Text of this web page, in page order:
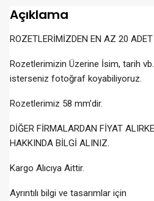
Açıklama
ROZETLERİMİZDEN EN AZ 20
Rozetlerimizin Üzerine İsim, tarih
isterseniz fotoğraf koyabiliyoruz.
Rozetlerimiz 58 mm’dir.
DİĞER FİRMALARDAN FİYAT
HAKKINDA BİLGİ ALINIZ.
Kargo Alıcıya Aittir.
Ayrıntılı bilgi ve tasarımlar için